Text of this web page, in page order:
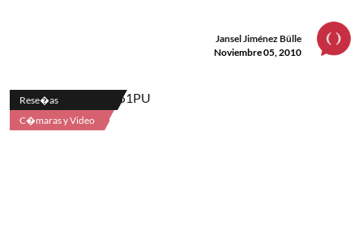
Jansel Jiménez Bülle
Noviembre 05, 2010
Rese�as
C�maras y Video